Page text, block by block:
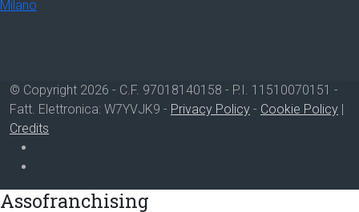
© Copyright 2026 - C.F. 97018140158 - P.I. 11510070151 -
Fatt. Elettronica: W7YVJK9 - Privacy Policy - Cookie Policy |
Credits
Assofranchising